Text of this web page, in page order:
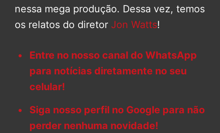
nessa mega produção. Dessa vez, temos
os relatos do diretor Jon Watts!
Entre no nosso canal do WhatsApp
para notícias diretamente no seu
celular!
Siga nosso perfil no Google para não
perder nenhuma novidade!